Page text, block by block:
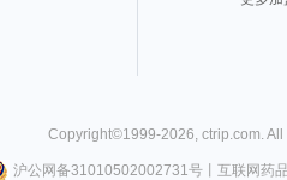
Copyright©1999-2026 ctrip.com .
沪公网备31010502002731号丨 互联网药